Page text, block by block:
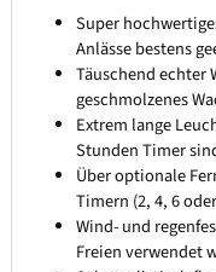
Super
Anlässe bestens
Täuschend echter
geschmolzenes
Extrem lange
Stunden Timer
Über optionale
Timern (2, 4, 6
Wind- und
Freien verwendet